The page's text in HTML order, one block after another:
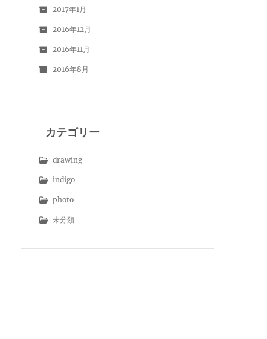
2017年1月
2016年12月
2016年11月
2016年8月
カテゴリー
drawing
indigo
photo
未分類